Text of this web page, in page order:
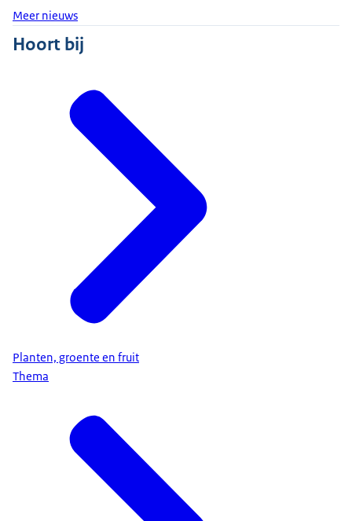
Meer nieuws
Hoort bij
Planten, groente en fruit
Thema